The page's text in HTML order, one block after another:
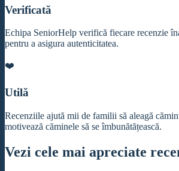
Verificată
Echipa SeniorHelp verifică fiecare recenzie
pentru a asigura autenticitatea.
❤️
Utilă
Recenziile ajută mii de familii să aleagă
motivează căminele să se îmbunătățească.
Vezi cele mai apreciate